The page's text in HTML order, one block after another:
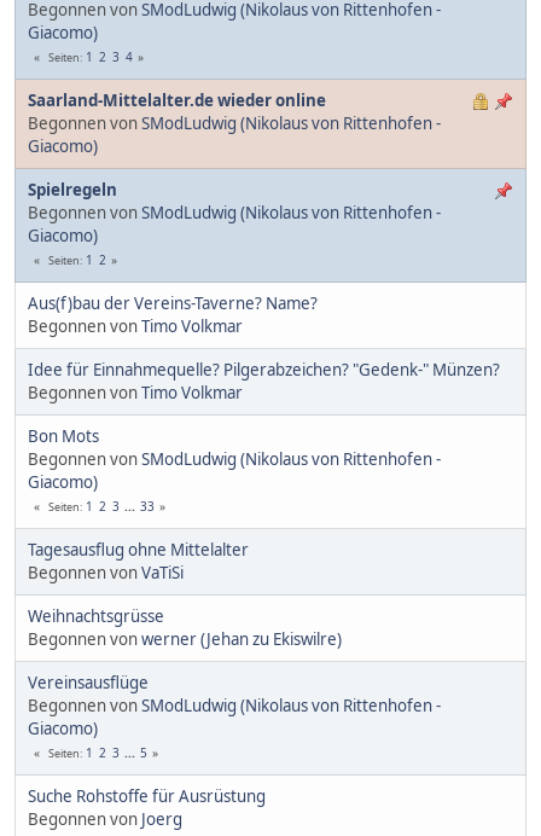
Begonnen vonSModLudwig (Nikolaus von Rittenhofen -
Giacomo)
Seiten 1 2 3 4
Saarland-Mittelalter.de wieder online
Begonnen vonSModLudwig (Nikolaus von Rittenhofen -
Giacomo)
Spielregeln
Begonnen vonSModLudwig (Nikolaus von Rittenhofen -
Giacomo)
Seiten 1 2
Aus(f)bau der Vereins-Taverne? Name?
Begonnen vonTimo Volkmar
Idee für Einnahmequelle? Pilgerabzeichen? "Gedenk-" Münzen?
Begonnen vonTimo Volkmar
Bon Mots
Begonnen vonSModLudwig (Nikolaus von Rittenhofen -
Giacomo)
Seiten 1 2 3 ... 33
Tagesausflug ohne Mittelalter
Begonnen vonVaTiSi
Weihnachtsgrüsse
Begonnen vonwerner (Jehan zu Ekiswilre)
Vereinsausflüge
Begonnen vonSModLudwig (Nikolaus von Rittenhofen -
Giacomo)
Seiten 1 2 3 ... 5
Suche Rohstoffe für Ausrüstung
Begonnen von Joerg